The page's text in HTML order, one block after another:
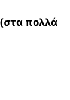
πολλά